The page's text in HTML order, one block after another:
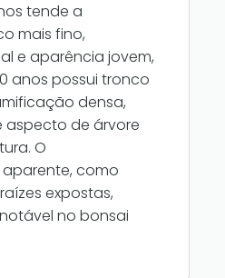
tende a
mais fino,
e aparência jovem,
anos possui tronco
densa,
de árvore
O
como
expostas,
no bonsai